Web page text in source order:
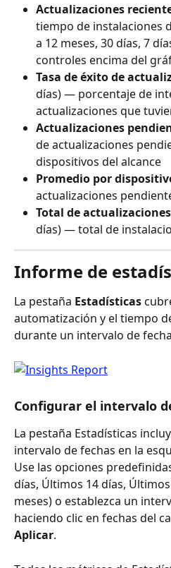
Actualizaciones
tiempo de instalaciones
a 12 meses, 30 días, 7
controles encima del
Tasa de éxito de
días) — porcentaje de
actualizaciones que
Actualizaciones
de actualizaciones
dispositivos del alcance
Promedio por
actualizaciones
Total de
días) — total de
Informe de
La pestaña Estadísticas
automatización y el tiempo
durante un intervalo de
Configurar el intervalo
La pestaña Estadísticas
intervalo de fechas en la
Use las opciones
días, Últimos 14 días,
meses) o establezca un
haciendo clic en fechas del
Aplicar.